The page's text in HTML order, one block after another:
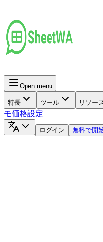
Open menu
特長 ツール リソー
モ価格設定
ログイン 無料で開